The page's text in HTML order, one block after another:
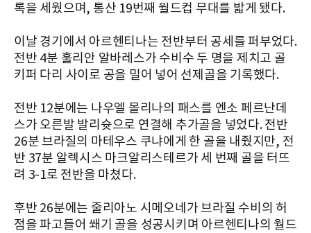
록을 세웠으며, 통산 19번째 월드컵 무대를 밟게 됐다.
이날 경기에서 아르헨티나는 전반부터 공세를 퍼부었다.
전반 4분 훌리안 알바레스가 수비수 두 명을 제치고 골
키퍼 다리 사이로 공을 밀어 넣어 선제골을 기록했다.
전반 12분에는 나우엘 몰리나의 패스를 엔소 페르난데
스가 오른발 발리슛으로 연결해 추가골을 넣었다. 전반
26분 브라질의 마테우스 쿠냐에게 한 골을 내줬지만, 전
반 37분 알렉시스 마크알리스테르가 세 번째 골을 터뜨
려 3-1로 전반을 마쳤다.
후반 26분에는 줄리아노 시메오네가 브라질 수비의 허
점을 파고들어 쐐기 골을 성공시키며 아르헨티나의 월드